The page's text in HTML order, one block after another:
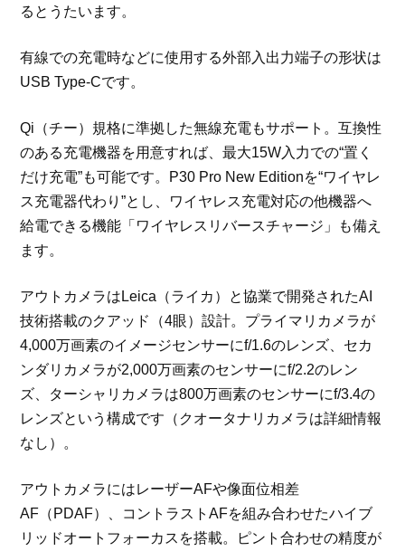
るとうたいます。
有線での充電時などに使用する外部入出力端子の形状は
USB Type-Cです。
Qi（チー）規格に準拠した無線充電もサポート。互換性
のある充電機器を用意すれば、最大15W入力での“置く
だけ充電”も可能です。P30 Pro New Editionを“ワイヤレ
ス充電器代わり”とし、ワイヤレス充電対応の他機器へ
給電できる機能「ワイヤレスリバースチャージ」も備え
ます。
アウトカメラはLeica（ライカ）と協業で開発されたAI
技術搭載のクアッド（4眼）設計。プライマリカメラが
4,000万画素のイメージセンサーにf/1.6のレンズ、セカ
ンダリカメラが2,000万画素のセンサーにf/2.2のレン
ズ、ターシャリカメラは800万画素のセンサーにf/3.4の
レンズという構成です（クオータナリカメラは詳細情報
なし）。
アウトカメラにはレーザーAFや像面位相差
AF（PDAF）、コントラストAFを組み合わせたハイブ
リッドオートフォーカスを搭載。ピント合わせの精度が